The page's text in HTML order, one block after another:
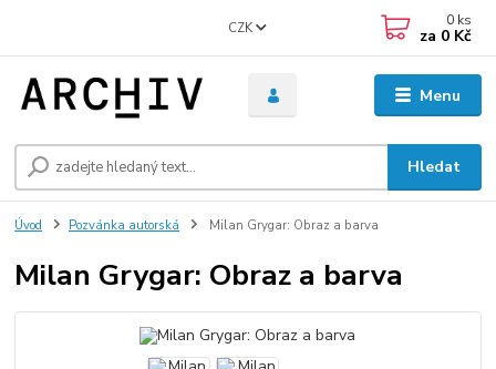
Menu
CZK
Hledat
0 ks
za 0 Kč
Úvod Pozvánka autorská Milan Grygar: Obraz a barva
Milan Grygar: Obraz a barva